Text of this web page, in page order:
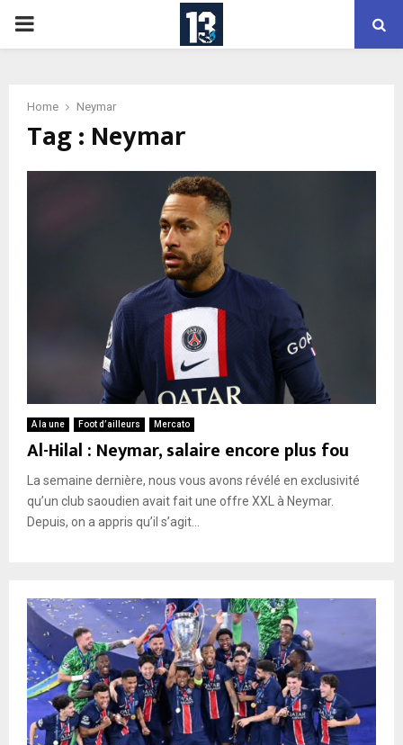
PRIMARY
Home Neymar
Tag : Neymar
A la une Foot d’ailleurs Mercato
Al-Hilal : Neymar, salaire encore plus fou
La semaine dernière, nous vous avons révélé en exclusivité
qu’un club saoudien avait fait une offre XXL à Neymar.
Depuis, on a appris qu’il s’agit...